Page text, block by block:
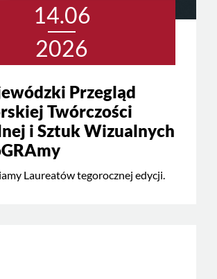
14.06
2026
Przegląd
Twórczości
i Sztuk Wizualnych
Laureatów tegorocznej edycji.